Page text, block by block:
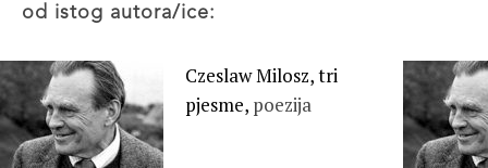
od istog autora/ice:
Czeslaw Milosz, tri
pjesme, poezija